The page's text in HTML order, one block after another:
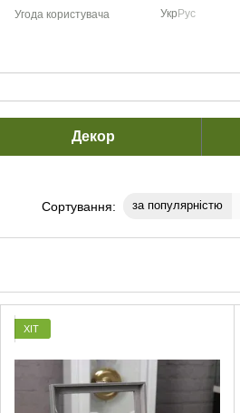
Угода користувача Укр Рус
Декор
Сортування: за популярністю
ХІТ